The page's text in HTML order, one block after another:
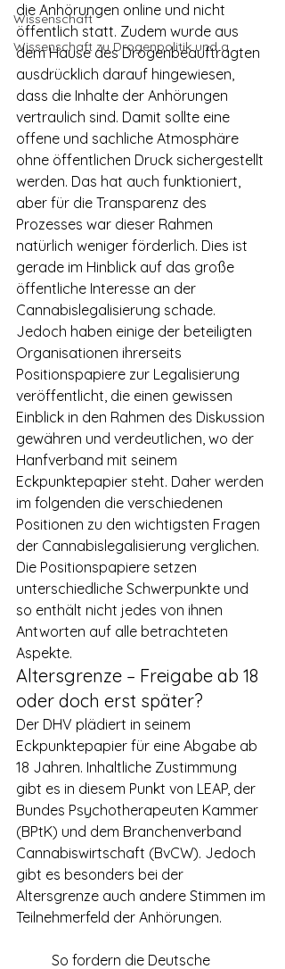
Wissenschaft
Wissenschaft zu Drogenpolitik und a
die Anhörungen online und nicht
öffentlich statt. Zudem wurde aus
dem Hause des Drogenbeauftragten
ausdrücklich darauf hingewiesen,
dass die Inhalte der Anhörungen
vertraulich sind. Damit sollte eine
offene und sachliche Atmosphäre
ohne öffentlichen Druck sichergestellt
werden. Das hat auch funktioniert,
aber für die Transparenz des
Prozesses war dieser Rahmen
natürlich weniger förderlich. Dies ist
gerade im Hinblick auf das große
öffentliche Interesse an der
Cannabislegalisierung schade.
Jedoch haben einige der beteiligten
Organisationen ihrerseits
Positionspapiere zur Legalisierung
veröffentlicht, die einen gewissen
Einblick in den Rahmen des Diskussion
gewähren und verdeutlichen, wo der
Hanfverband mit seinem
Eckpunktepapier steht. Daher werden
im folgenden die verschiedenen
Positionen zu den wichtigsten Fragen
der Cannabislegalisierung verglichen.
Die Positionspapiere setzen
unterschiedliche Schwerpunkte und
so enthält nicht jedes von ihnen
Antworten auf alle betrachteten
Aspekte.
Altersgrenze – Freigabe ab 18
oder doch erst später?
Der DHV plädiert in seinem
Eckpunktepapier für eine Abgabe ab
18 Jahren. Inhaltliche Zustimmung
gibt es in diesem Punkt von LEAP, der
Bundes Psychotherapeuten Kammer
(BPtK) und dem Branchenverband
Cannabiswirtschaft (BvCW). Jedoch
gibt es besonders bei der
Altersgrenze auch andere Stimmen im
Teilnehmerfeld der Anhörungen.